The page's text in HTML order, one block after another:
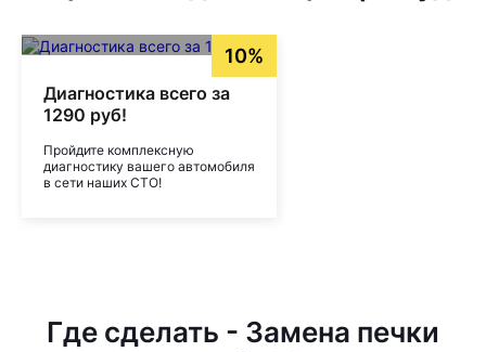
10%
Диагностика всего за
1290 руб!
Пройдите комплексную
диагностику вашего автомобиля
в сети наших СТО!
Где сделать - Замена печки